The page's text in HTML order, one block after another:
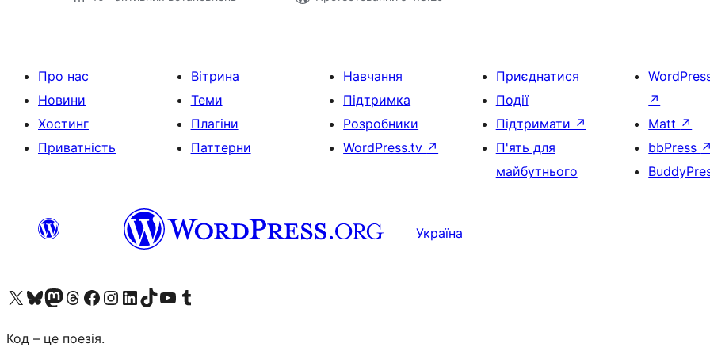
Про нас
Новини
Хостинг
Приватність
Вітрина
Теми
Плагіни
Паттерни
Навчання
Підтримка
Розробники
WordPress.tv ↗
Приєднатися
Події
Підтримати ↗
П'ять для
майбутнього
↗
Matt ↗
bbPress ↗
Україна
Visit our X (formerly Twitter) account
Visit our Bluesky account
Завітайте до нашої стрічки в Mastodon
Visit our Threads account
Завітайте на нашу сторінку в Facebook
Visit our Instagram account
Visit our LinkedIn account
Visit our TikTok account
Visit our YouTube channel
Visit our Tumblr account
Код – це поезія.